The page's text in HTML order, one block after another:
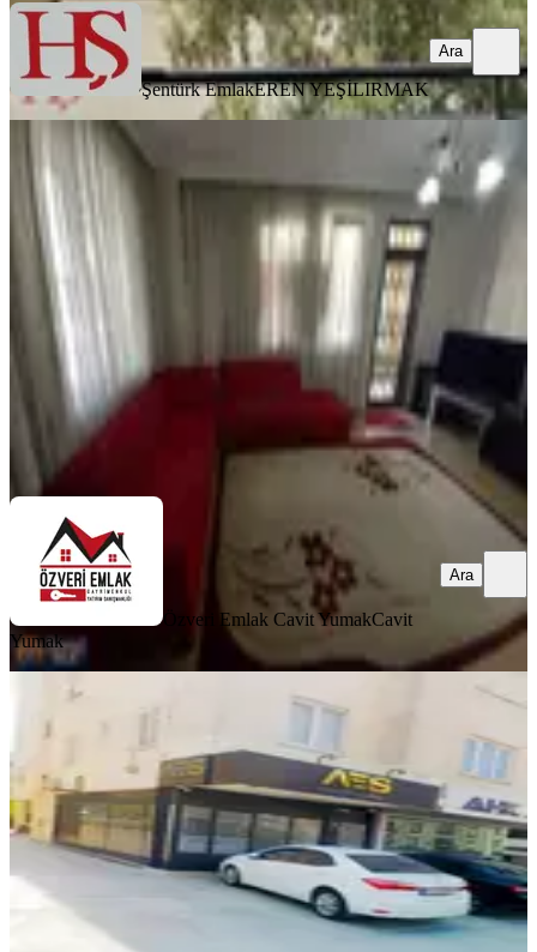
Şentürk EmlakEREN YEŞİLIRMAK
Ara
Tramvaya Ve Perge Caddesine Yakın
Temizmobilyalı2+1daire
Antalya, Muratpaşa
Yüksek giriş 06.08.2026
Özveri Emlak Cavit Yumak
Özveri Emlak Cavit YumakCavit
Yumak
Ara
Kiralık B.onat Caddesi Üzerinde
Antalya, Muratpaşa
3+1 ·150 m²·3. Kat· 06.08.2026
30.000 ₺
Manavoğlu Gayrimenkul Mehmet Manavoglu